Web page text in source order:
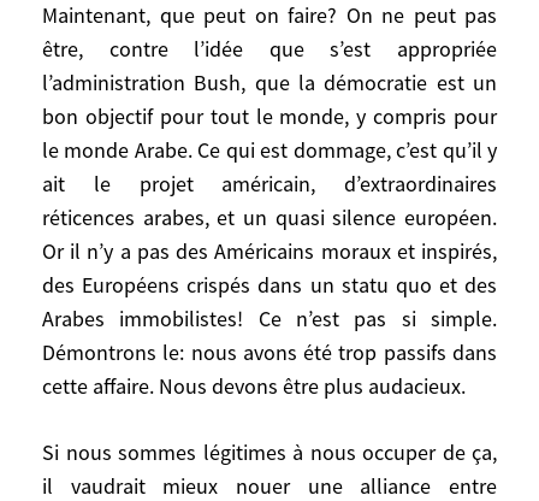
Maintenant, que peut on faire? On ne peut pas
être, contre l’idée que s’est appropriée
l’administration Bush, que la démocratie est un
bon objectif pour tout le monde, y compris pour
le monde Arabe. Ce qui est dommage, c’est qu’il y
ait le projet américain, d’extraordinaires
réticences arabes, et un quasi silence européen.
Or il n’y a pas des Américains moraux et inspirés,
des Européens crispés dans un statu quo et des
Arabes immobilistes! Ce n’est pas si simple.
Démontrons le: nous avons été trop passifs dans
cette affaire. Nous devons être plus audacieux.
Si nous sommes légitimes à nous occuper de ça,
il vaudrait mieux nouer une alliance entre
Que répondez vous à ceux qui accusent les
Européens de vouloir préserver le statu
quo dans le monde arabo-musulman?
Sommes-nous les maîtres du monde au
point de dire que si il y a un statu quo
quelque part, c’est forcément de notre
faute? N’y a-t-il pas des responsabilités
spécifiques locales? Si on veut faire une
politique révolutionnaire, dynamiter les
situations, jouer les apprentis-sorciers,
c’est le registre néo-conservateurs, il faut
le dire carrément, en débattre, être prêts à
politiciens français qui trouvent excitante
la «sortie du statu quo» y ont-ils réfléchi?